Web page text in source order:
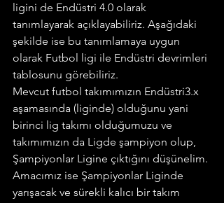
ligini de Endüstri 4.0 olarak
tanımlayarak açıklayabiliriz. Aşağıdaki
şekilde ise bu tanımlamaya uygun
olarak Futbol ligi ile Endüstri devrimleri
tablosunu görebiliriz.
Mevcut futbol takımımızın Endüstri3.x
aşamasında (liginde) olduğunu yani
birinci lig takımı olduğumuzu ve
takımımızın da Ligde şampiyon olup,
Şampiyonlar Ligine çıktığını düşünelim.
Amacımız ise Şampiyonlar Liginde
yarışacak ve sürekli kalıcı bir takım